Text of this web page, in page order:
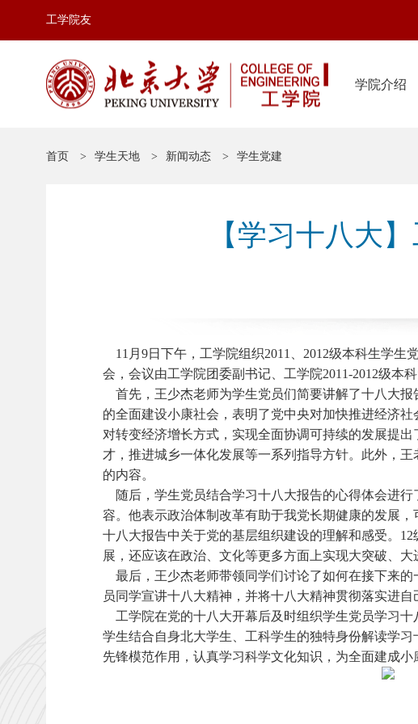
工学院友
学院介绍
首页 学生天地 新闻动态 学生党建
【学习十八大
11月9日下午，工学院组织2011、2012级本科生学生
会，会议由工学院团委副书记、工学院2011-2012级本
首先，王少杰老师为学生党员们简要讲解了十八大
的全面建设小康社会，表明了党中央对加快推进经济
对转变经济增长方式，实现全面协调可持续的发展提
才，推进城乡一体化发展等一系列指导方针。此外，
的内容。
随后，学生党员结合学习十八大报告的心得体会进行
容。他表示政治体制改革有助于我党长期健康的发展
十八大报告中关于党的基层组织建设的理解和感受。
展，还应该在政治、文化等更多方面上实现大突破、
最后，王少杰老师带领同学们讨论了如何在接下来的
员同学宣讲十八大精神，并将十八大精神贯彻落实进自
工学院在党的十八大开幕后及时组织学生党员学习
学生结合自身北大学生、工科学生的独特身份解读学
先锋模范作用，认真学习科学文化知识，为全面建成